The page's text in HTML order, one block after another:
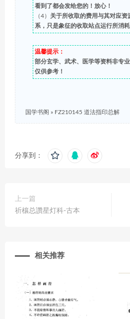
看到了都会发给您的！放心！
（4） 关于所收取的费用与其对应资
系，只是象征的收取站点运行所消
温馨提示：
部分玄学、武术、医学等资料非专
仅供参考！
国学书阁 » FZ210145 道法指印总解
分享到：
上一篇
祈欀总讚星灯科-古本
相关推荐